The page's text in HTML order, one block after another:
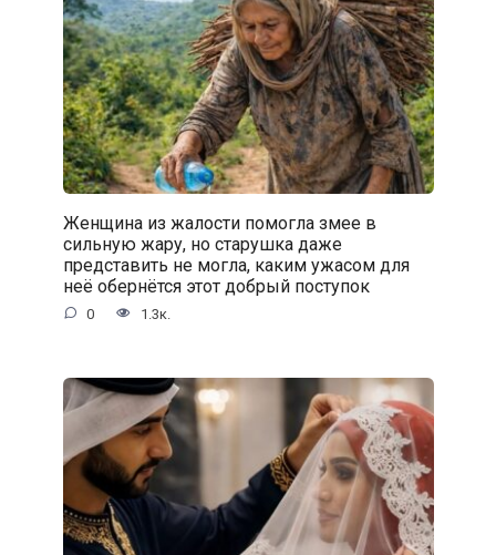
Женщина из жалости помогла змее в
сильную жару, но старушка даже
представить не могла, каким ужасом для
неё обернётся этот добрый поступок
0 1.3к.